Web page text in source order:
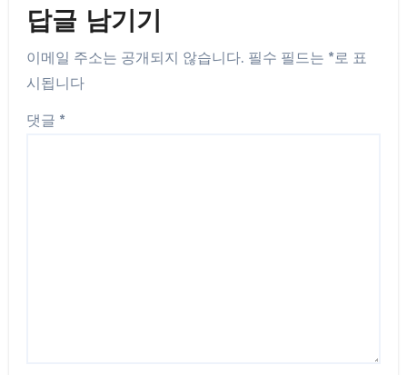
답글 남기기
이메일 주소는 공개되지 않습니다. 필수 필드는 *로 표
시됩니다
댓글 *